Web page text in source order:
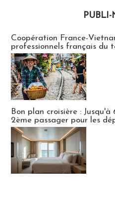
PUBLI-
Coopération France-
professionnels français du
Bon plan croisière :
2ème passager pour les